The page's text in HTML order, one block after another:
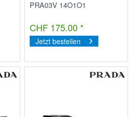
PRA03V 14O1O1
CHF 175.00 *
Jetzt bestellen